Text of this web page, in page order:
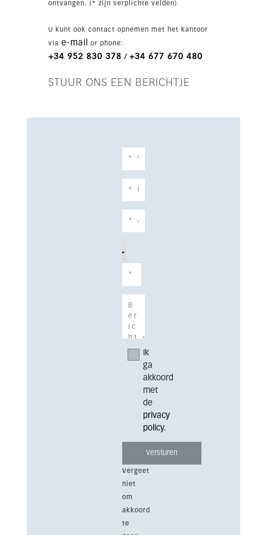
dicht bij golf, scholen, tennis en alle
uitstekende toegang tot de stranden,
restaurants en vrijetijdsaanbod van Marbella.
Parkeren is inbegrepen, wat dit een verfijnde
vakantieverblijf.
ontvangen. (* zijn verplichte velden)
U kunt ook contact opnemen met het kantoor
via e-mail or phone:
+34 952 830 378 / +34 677 670 480
STUUR ONS EEN BERICHTJE
Ik
ga
akkoord
met
de
privacy
policy.
Vergeet
niet
om
akkoord
te